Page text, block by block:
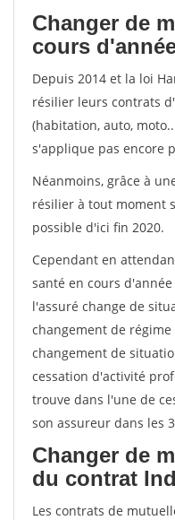
Changer de
cours
Depuis 2014 et la loi
résilier leurs contrats
(habitation, auto,
s'applique pas encore
Néanmoins, grâce à
résilier à tout moment
possible d'ici fin 2020.
Cependant en
santé en cours
l'assuré change de
changement de
changement de
cessation d'activité
trouve dans l'une de
son assureur dans les
Changer de
du contrat
Les contrats de